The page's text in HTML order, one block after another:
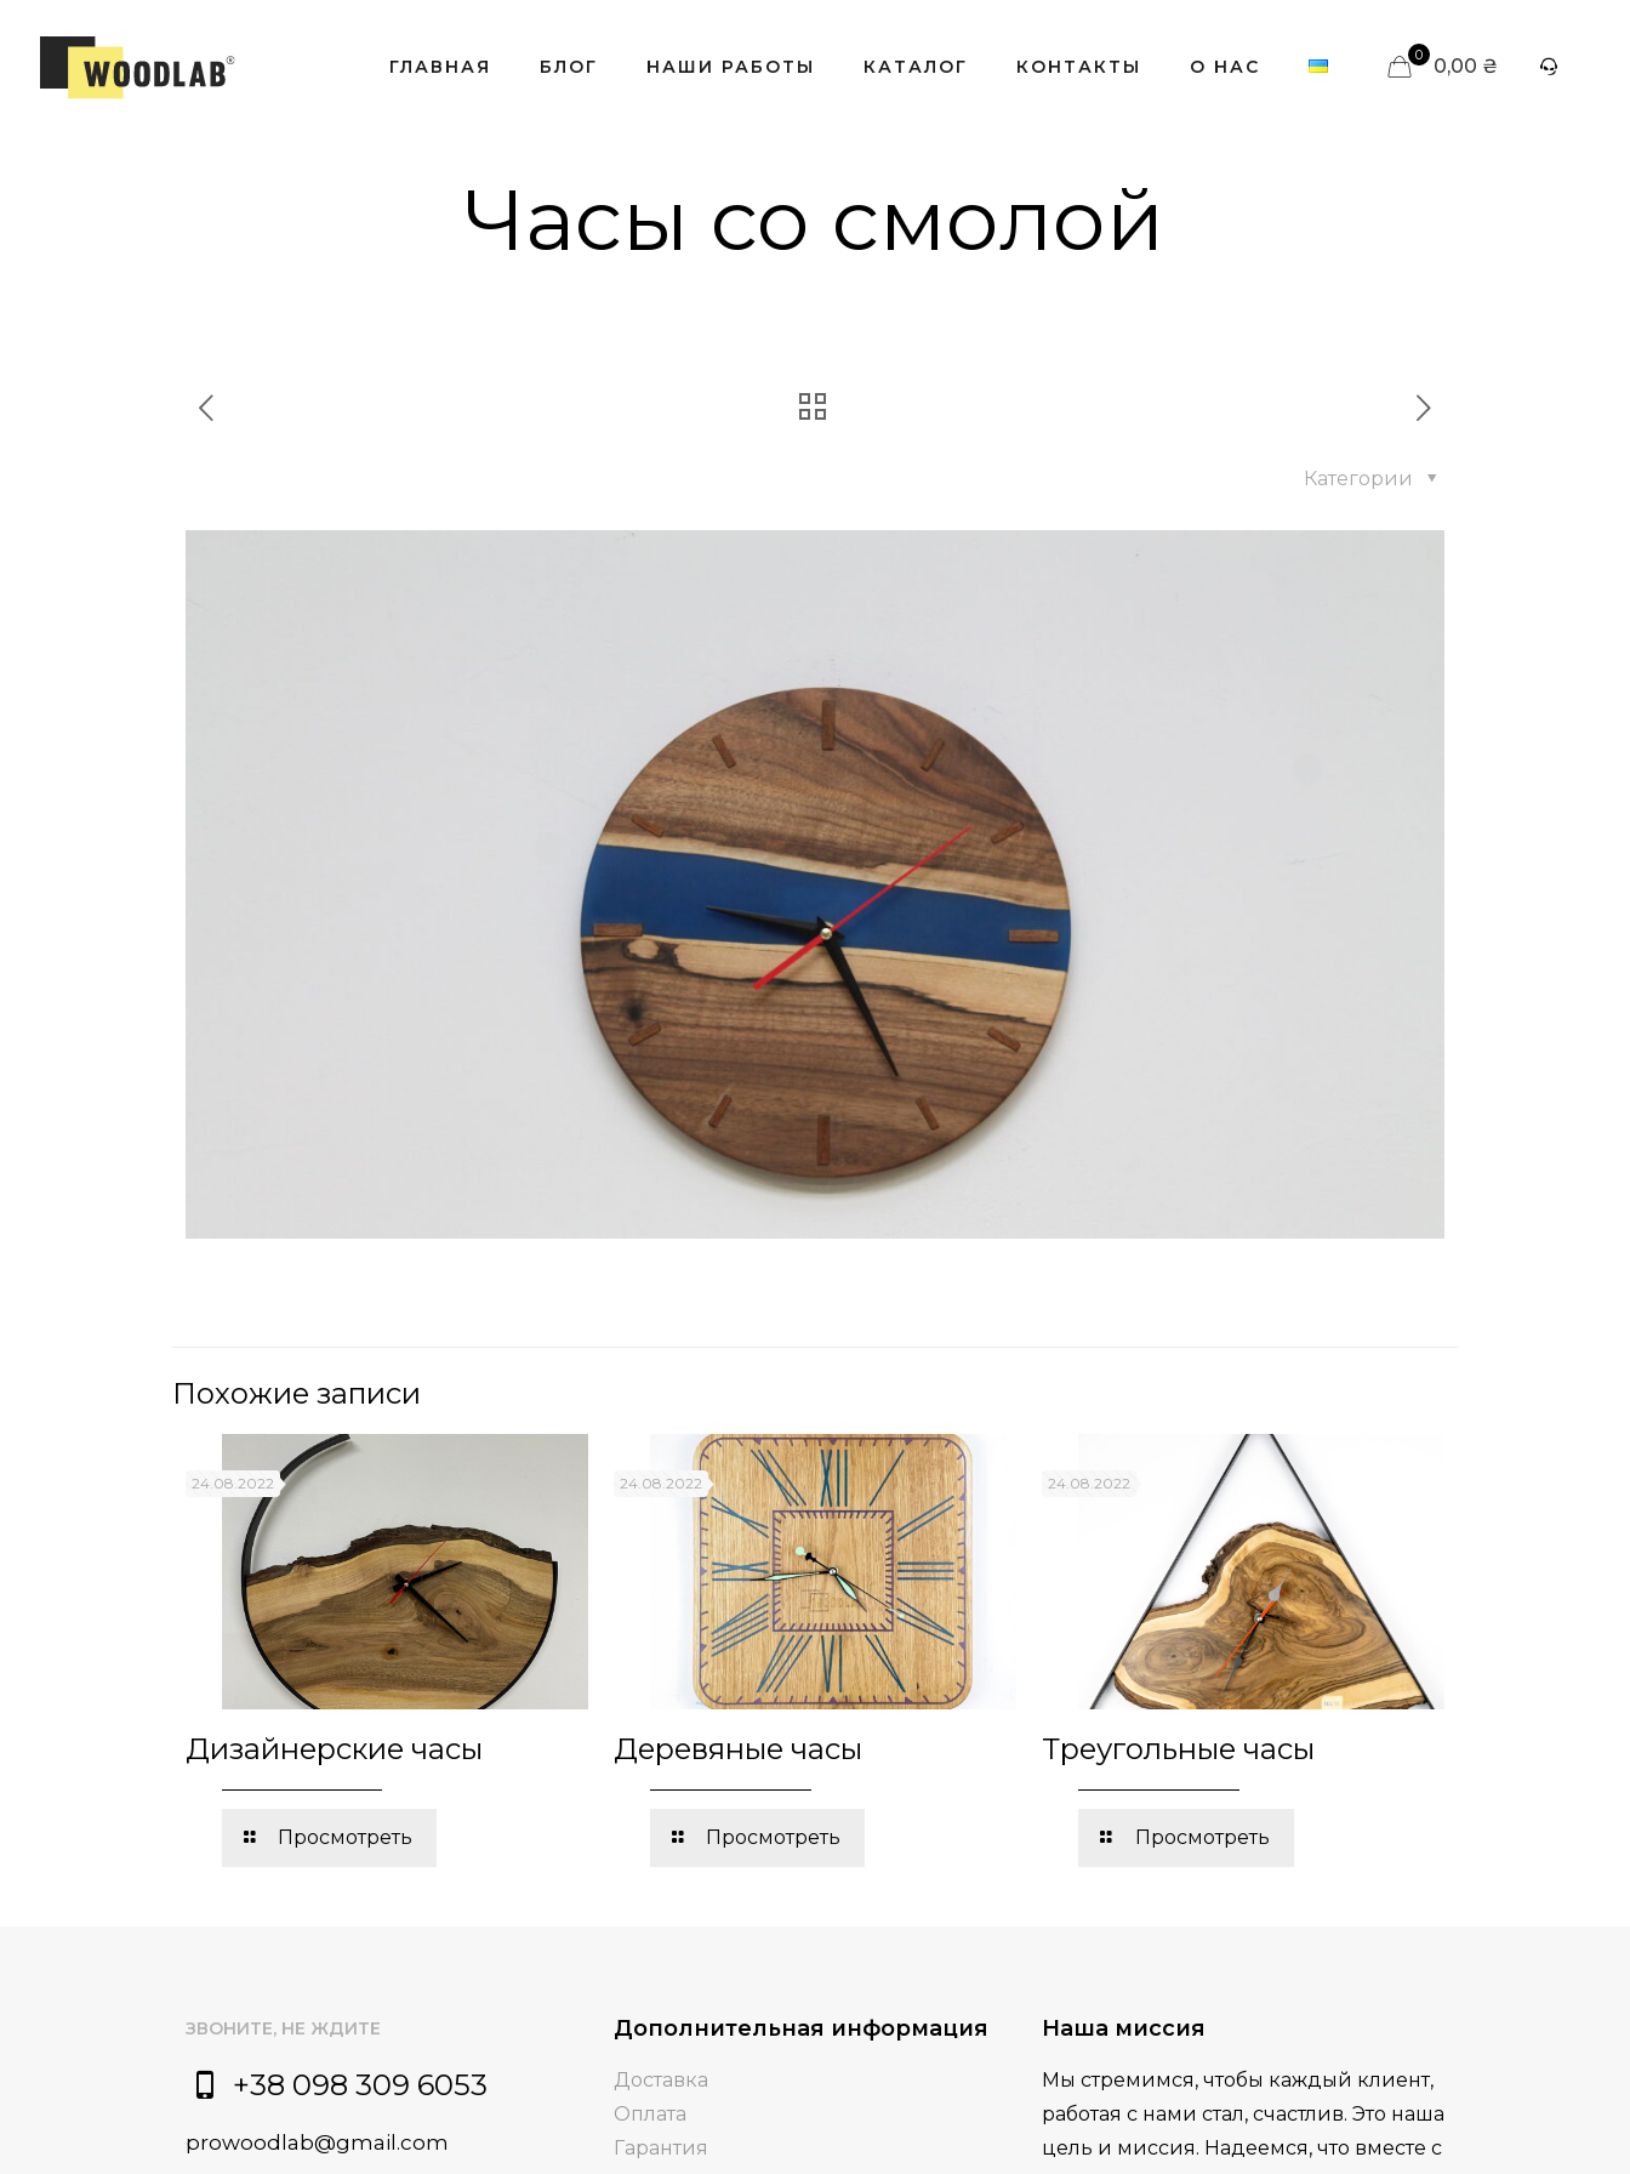
ГЛАВНАЯ БЛОГ НАШИ РАБОТЫ КАТАЛОГ КОНТАКТЫ О НАС
0 0,00 ₴
Часы со смолой
Категории
Похожие записи
24.08.2022
Дизайнерские часы
Просмотреть
24.08.2022
Деревяные часы
Просмотреть
24.08.2022
Треугольные часы
Просмотреть
ЗВОНИТЕ, НЕ ЖДИТЕ
+38 098 309 6053
prowoodlab@gmail.com
Дополнительная информация
Доставка
Оплата
Гарантия
Наша миссия
Мы стремимся, чтобы каждый клиент,
работая с нами стал, счастлив. Это наша
цель и миссия. Надеемся, что вместе с